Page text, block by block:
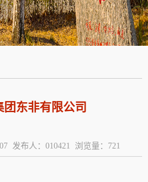
团东非有限公司
发布人：010421 浏览量： 721